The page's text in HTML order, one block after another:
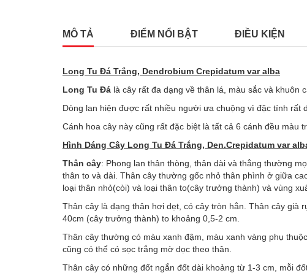
MÔ TẢ ĐIỂM NỔI BẬT ĐIỀU KIỆN
Long Tu Đá Trắng, Dendrobium Crepidatum var alba
Long Tu Đá là cây rất đa dạng về thân lá, màu sắc và khuôn
Dòng lan hiện được rất nhiều người ưa chuộng vì đặc tính rất
Cánh hoa cây này cũng rất đặc biệt là tất cả 6 cánh đều màu
Hình Dáng Cây Long Tu Đá Trắng, Den.Crepidatum var
Thân cây: Phong lan thân thòng, thân dài và thẳng thường
thân to và dài. Thân cây thường gốc nhỏ thân phình ở giữa
loại thân nhỏ(còi) và loại thân to(cây trưởng thành) và vùng
Thân cây là dạng thân hơi dẹt, có cây tròn hẳn. Thân cây
40cm (cây trưởng thành) to khoảng 0,5-2 cm.
Thân cây thường có màu xanh đậm, màu xanh vàng phụ
cũng có thể có sọc trắng mờ dọc theo thân.
Thân cây có những đốt ngắn đốt dài khoảng từ 1-3 cm, mỗi